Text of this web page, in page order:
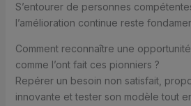
S’entourer de personnes
l’amélioration continue reste
Comment reconnaître une
comme l’ont fait ces pionniers ?
Repérer un besoin non satisfait,
innovante et tester son modèle tout